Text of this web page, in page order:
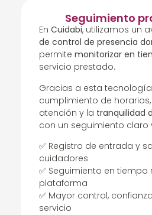
Seguimiento
En Cuidabi, utilizamos un
de control de presencia
permite monitorizar en
servicio prestado.
Gracias a esta
cumplimiento de
atención y la tranquilidad
con un seguimiento claro
✅ Registro de entrada y
cuidadores
✅ Seguimiento en tiempo
plataforma
✅ Mayor control,
servicio